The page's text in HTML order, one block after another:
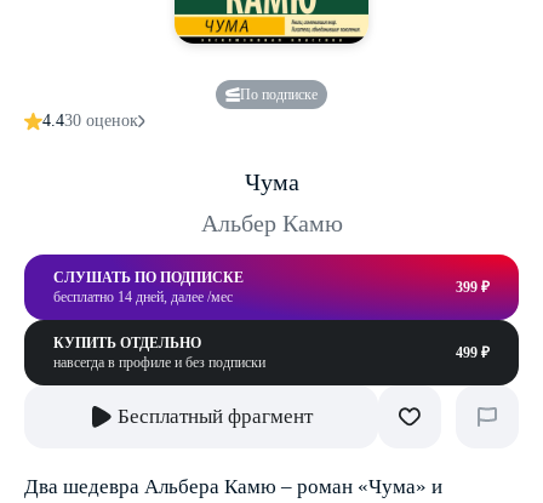
По подписке
4.430 оценок
Чума
Альбер Камю
СЛУШАТЬ ПО ПОДПИСКЕ
бесплатно 14 дней, далее /мес
399 ₽
КУПИТЬ ОТДЕЛЬНО
навсегда в профиле и без подписки
499 ₽
Бесплатный фрагмент
Два шедевра Альбера Камю – роман «Чума» и